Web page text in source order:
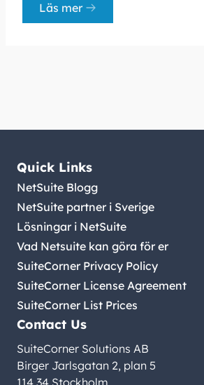
Läs mer
Quick Links
NetSuite Blogg
NetSuite partner i Sverige
Lösningar i NetSuite
Vad Netsuite kan göra för er
SuiteCorner Privacy Policy
SuiteCorner License Agreement
SuiteCorner List Prices
Contact Us
SuiteCorner Solutions AB
Birger Jarlsgatan 2, plan 5